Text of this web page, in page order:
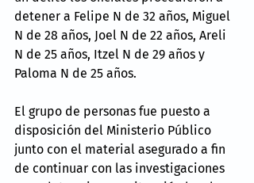
detener a Felipe N de 32 años, Miguel
N de 28 años, Joel N de 22 años, Areli
N de 25 años, Itzel N de 29 años y
Paloma N de 25 años.
El grupo de personas fue puesto a
disposición del Ministerio Público
junto con el material asegurado a fin
de continuar con las investigaciones